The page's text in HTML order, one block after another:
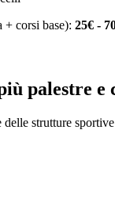
+ corsi base): 25€ -
palestre
strutture